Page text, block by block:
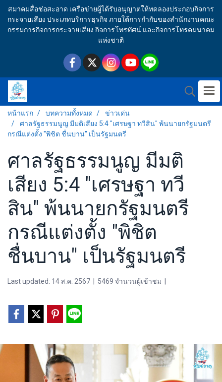
สมาคมสื่อช่อสะอาด เครือข่ายผู้ได้รับอนุญาตให้ทดลองประกอบกิจการ
กระจายเสียง ประเภทบริการธุรกิจ ภายใต้การกำกับของสำนักงานคณะ
กรรมการกิจการกระจายเสียง กิจการโทรทัศน์ และกิจการโทรคมนาคม
แห่งชาติ
หน้าแรก บทความทั้งหมด
ข่าวเด่น
ศาลรัฐธรรมนูญ มีมติเสียง 5:4 "เศรษฐา ทวีสิน" พ้นนายกรัฐมนตรี
กรณีแต่งตั้ง "พิชิต ชื่นบาน" เป็นรัฐมนตรี
ศาลรัฐธรรมนูญ มีมติ
เสียง 5:4 "เศรษฐา ทวี
สิน" พ้นนายกรัฐมนตรี
กรณีแต่งตั้ง "พิชิต
ชื่นบาน" เป็นรัฐมนตรี
Last updated: 14 ส.ค. 2567 5469 จำนวนผู้เข้าชม